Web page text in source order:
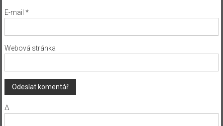
E-mail *
Webová stránka
Δ